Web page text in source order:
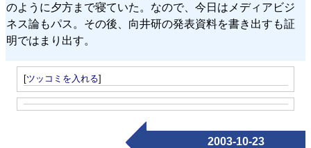
のように夕方まで寝ていた。なので、今日はメディアビジ
ネス論もパス。その後、向井研の発表資料を書き出すも証
明ではまり出す。
[ツッコミを入れる]
2003-10-23